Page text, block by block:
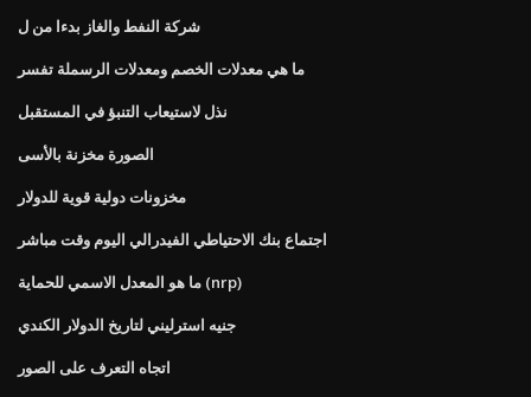
شركة النفط والغاز بدءا من ل
ما هي معدلات الخصم ومعدلات الرسملة تفسر
نذل لاستيعاب التنبؤ في المستقبل
الصورة مخزنة بالأسى
مخزونات دولية قوية للدولار
اجتماع بنك الاحتياطي الفيدرالي اليوم وقت مباشر
ما هو المعدل الاسمي للحماية (nrp)
جنيه استرليني لتاريخ الدولار الكندي
اتجاه التعرف على الصور